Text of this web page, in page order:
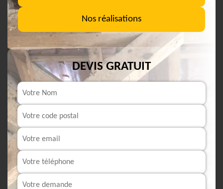
Nos réalisations
DEVIS GRATUIT